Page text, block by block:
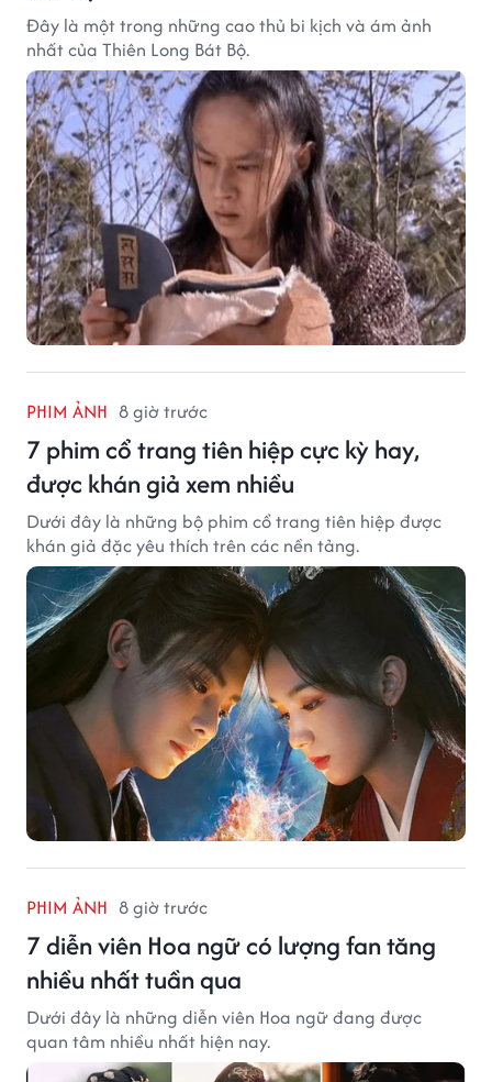
Đây là một trong những cao thủ bi kịch và ám ảnh
nhất của Thiên Long Bát Bộ.
PHIM ẢNH 8 giờ trước
7 phim cổ trang tiên hiệp cực kỳ hay,
được khán giả xem nhiều
Dưới đây là những bộ phim cổ trang tiên hiệp được
khán giả đặc yêu thích trên các nền tảng.
PHIM ẢNH 8 giờ trước
7 diễn viên Hoa ngữ có lượng fan tăng
nhiều nhất tuần qua
Dưới đây là những diễn viên Hoa ngữ đang được
quan tâm nhiều nhất hiện nay.